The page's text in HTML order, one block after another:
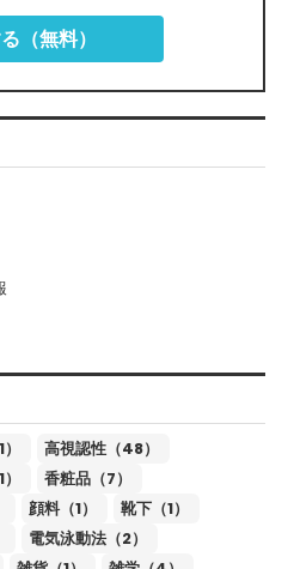
（無料）
高視認性（48）
香粧品（7）
顔料（1）
靴下（1）
電気泳動法（2）